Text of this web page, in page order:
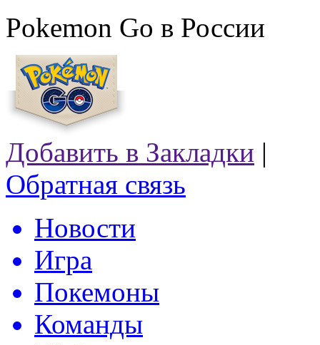
Pokemon Go в России
Добавить в Закладки |
Обратная связь
Новости
Игра
Покемоны
Команды